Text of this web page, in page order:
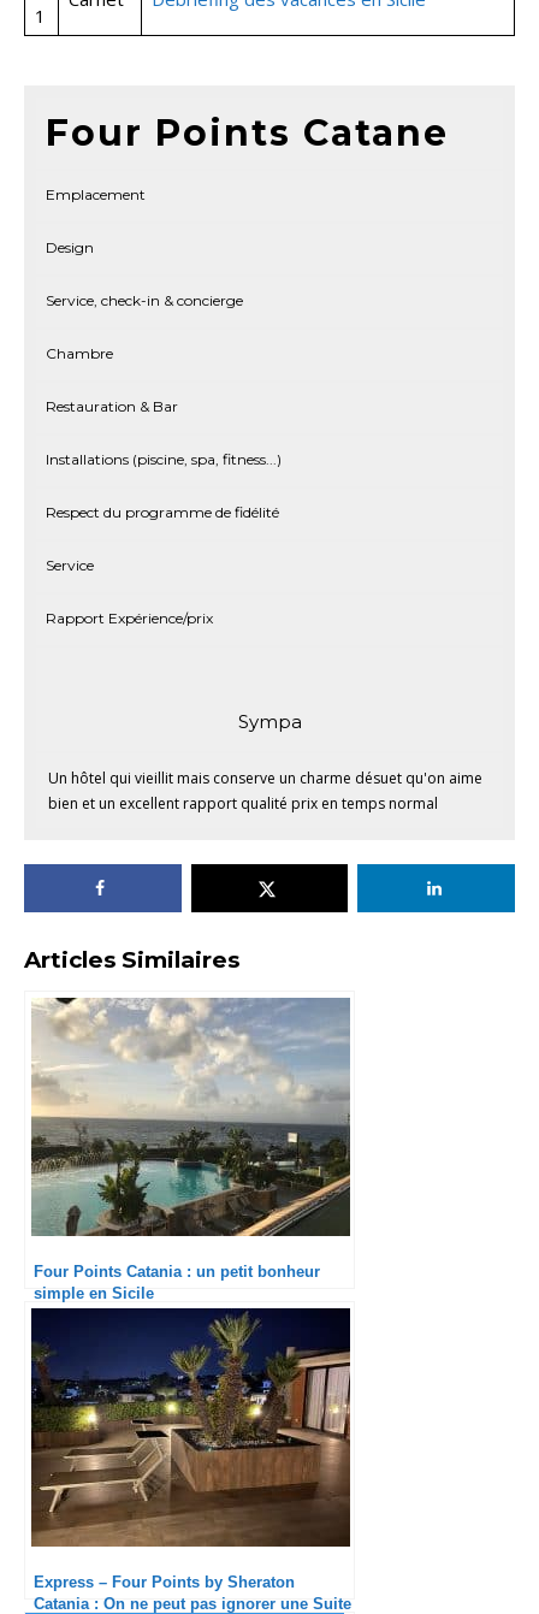
1
Four Points Catane
Emplacement
Design
Service, check-in & concierge
Chambre
Restauration & Bar
Installations (piscine, spa, fitness...)
Respect du programme de fidélité
Service
Rapport Expérience/prix
Sympa
Un hôtel qui vieillit mais conserve un charme désuet qu'on aime
bien et un excellent rapport qualité prix en temps normal
Articles Similaires
Four Points Catania : un petit bonheur
simple en Sicile
Express – Four Points by Sheraton
Catania : On ne peut pas ignorer une Suite